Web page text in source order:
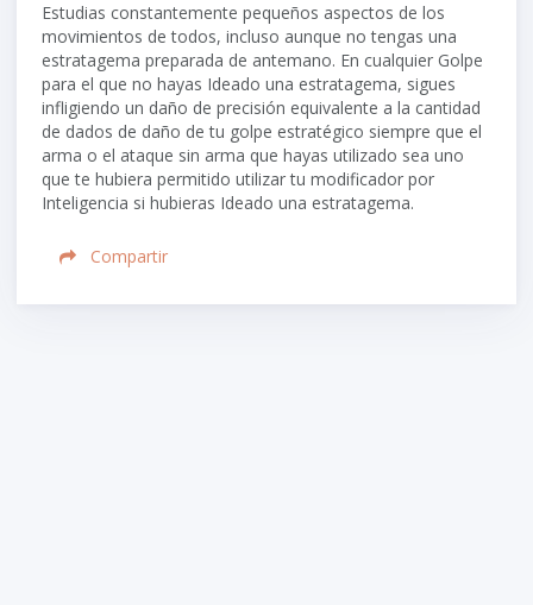
Estudias constantemente pequeños aspectos de los
movimientos de todos, incluso aunque no tengas una
estratagema preparada de antemano. En cualquier Golpe
para el que no hayas Ideado una estratagema, sigues
infligiendo un daño de precisión equivalente a la cantidad
de dados de daño de tu golpe estratégico siempre que el
arma o el ataque sin arma que hayas utilizado sea uno
que te hubiera permitido utilizar tu modificador por
Inteligencia si hubieras Ideado una estratagema.
Compartir